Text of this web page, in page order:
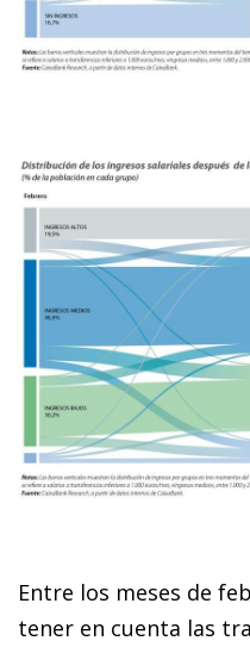
Entre los meses de
tener en cuenta las